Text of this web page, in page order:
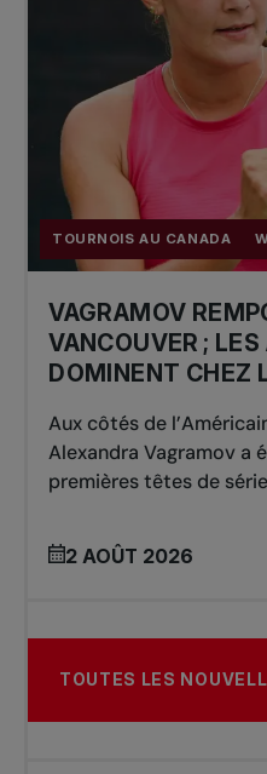
TOURNOIS AU CANADA
VAGRAMOV
VANCOUVER ;
DOMINENT CHEZ
Aux côtés de
Alexandra Vagramov a
premières têtes de
2 AOÛT 2026
TOUTES LES